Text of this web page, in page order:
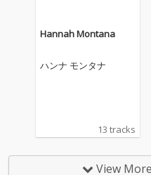
Hannah Montana
ハンナ モンタナ
13 tracks
View